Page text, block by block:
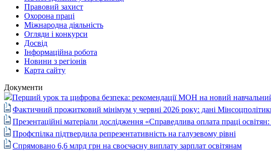
Правовий захист
Охорона праці
Міжнародна діяльність
Огляди і конкурси
Досвід
Інформаційна робота
Новини з регіонів
Карта сайту
Документи
Перший урок та цифрова безпека: рекомендації МОН на новий
Фактичний прожитковий мінімум у червні 2026 року: дані
Презентаційні матеріали дослідження «Справедлива оплата праці
Профспілка підтвердила репрезентативність на галузевому рівні
Спрямовано 6,6 млрд грн на своєчасну виплату зарплат освітянам